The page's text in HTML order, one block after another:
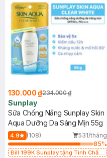
130.000 ₫234.000 ₫
Sunplay
Sữa Chống Nắng Sunplay Skin
Aqua Dưỡng Da Sáng Mịn 55g
4.9 (108)
531/tháng
85%
Bill 199K Sunplay tặng Tinh Chất